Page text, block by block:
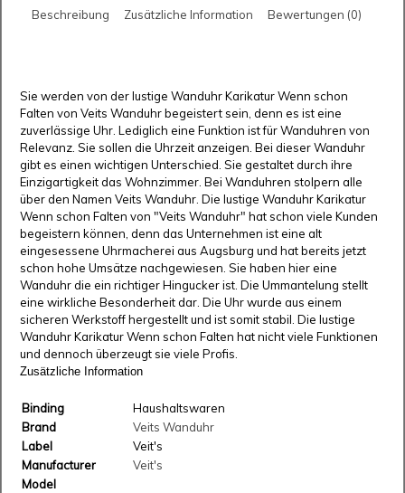
Beschreibung Zusätzliche Information Bewertungen (0)
Sie werden von der lustige Wanduhr Karikatur Wenn schon
Falten von Veits Wanduhr begeistert sein, denn es ist eine
zuverlässige Uhr. Lediglich eine Funktion ist für Wanduhren von
Relevanz. Sie sollen die Uhrzeit anzeigen. Bei dieser Wanduhr
gibt es einen wichtigen Unterschied. Sie gestaltet durch ihre
Einzigartigkeit das Wohnzimmer. Bei Wanduhren stolpern alle
über den Namen Veits Wanduhr. Die lustige Wanduhr Karikatur
Wenn schon Falten von "Veits Wanduhr" hat schon viele Kunden
begeistern können, denn das Unternehmen ist eine alt
eingesessene Uhrmacherei aus Augsburg und hat bereits jetzt
schon hohe Umsätze nachgewiesen. Sie haben hier eine
Wanduhr die ein richtiger Hingucker ist. Die Ummantelung stellt
eine wirkliche Besonderheit dar. Die Uhr wurde aus einem
sicheren Werkstoff hergestellt und ist somit stabil. Die lustige
Wanduhr Karikatur Wenn schon Falten hat nicht viele Funktionen
und dennoch überzeugt sie viele Profis.
Zusätzliche Information
Binding
Haushaltswaren
Brand
Veits Wanduhr
Label
Veit's
Manufacturer
Veit's
Model